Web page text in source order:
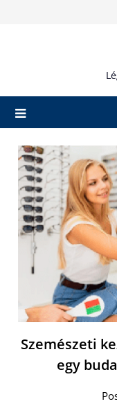
Szemészeti
egy